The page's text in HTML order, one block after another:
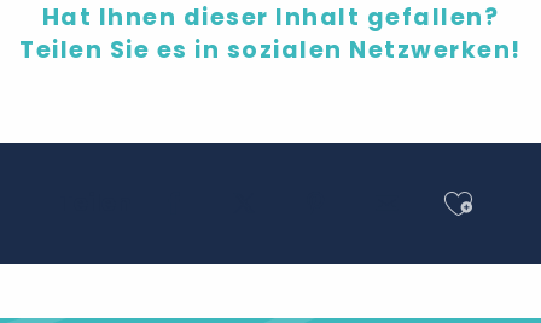
Hat Ihnen dieser Inhalt gefallen?
Teilen Sie es in sozialen Netzwerken!